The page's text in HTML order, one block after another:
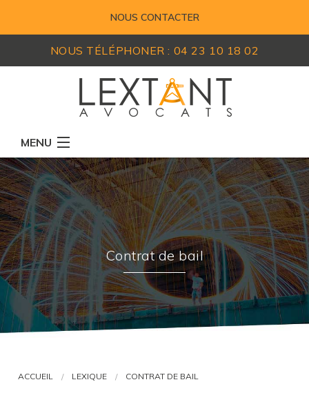
NOUS CONTACTER
NOUS TÉLÉPHONER : 04 23 10 18 02
MENU
RÉSEAU D'AVOCATS
MEMBRES
EXPERTISES
ACTUALITÉS
LEXIQUE
VOUS ÊTES AVOCAT ?
Contrat de bail
ACCUEIL LEXIQUE CONTRAT DE BAIL